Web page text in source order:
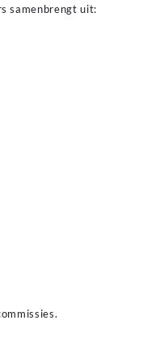
requisiti di
disponibile.
samenbrengt uit: